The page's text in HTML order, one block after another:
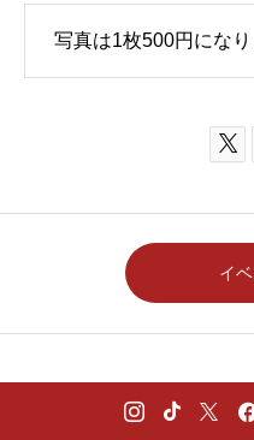
写真は1枚500円になり

イ